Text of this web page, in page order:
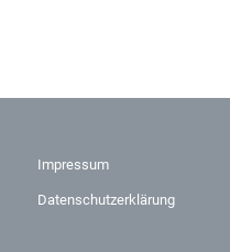
Impressum
Datenschutzerklärung